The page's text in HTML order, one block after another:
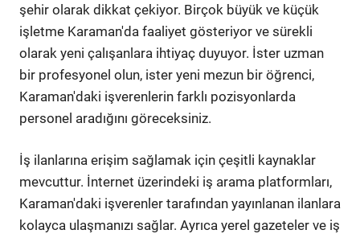
şehir olarak dikkat çekiyor. Birçok büyük ve küçük
işletme Karaman'da faaliyet gösteriyor ve sürekli
olarak yeni çalışanlara ihtiyaç duyuyor. İster uzman
bir profesyonel olun, ister yeni mezun bir öğrenci,
Karaman'daki işverenlerin farklı pozisyonlarda
personel aradığını göreceksiniz.
İş ilanlarına erişim sağlamak için çeşitli kaynaklar
mevcuttur. İnternet üzerindeki iş arama platformları,
Karaman'daki işverenler tarafından yayınlanan ilanlara
kolayca ulaşmanızı sağlar. Ayrıca yerel gazeteler ve iş